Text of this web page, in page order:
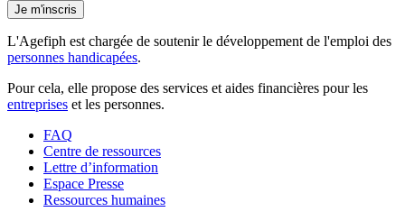
Je m'inscris
L'Agefiph est chargée de soutenir le développement de l'emploi des
personnes handicapées.
Pour cela, elle propose des services et aides financières pour les
entreprises et les personnes.
FAQ
Centre de ressources
Lettre d’information
Espace Presse
Ressources humaines